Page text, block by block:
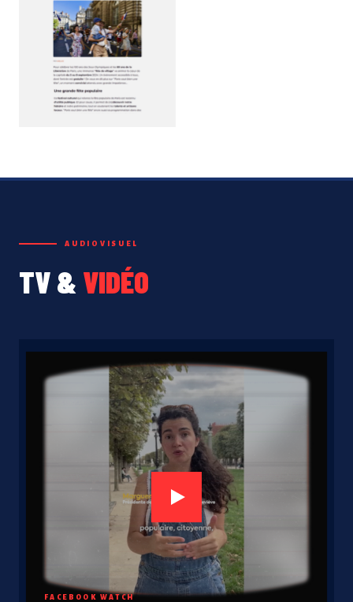
AUDIOVISUEL
TV & VIDÉO
FACEBOOK WATCH